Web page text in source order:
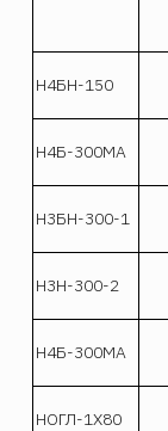
Н4БН-150
Н4Б-300МА
Н3БН-300-1
Н3Н-300-2
Н4Б-300МА
НОГЛ-1Х80